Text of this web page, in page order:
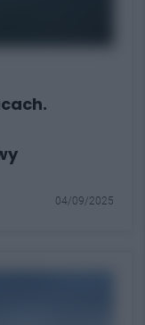
04/09/2025